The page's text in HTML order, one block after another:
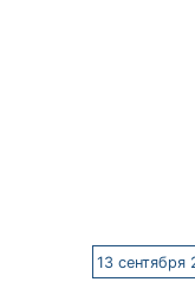
13 сентября